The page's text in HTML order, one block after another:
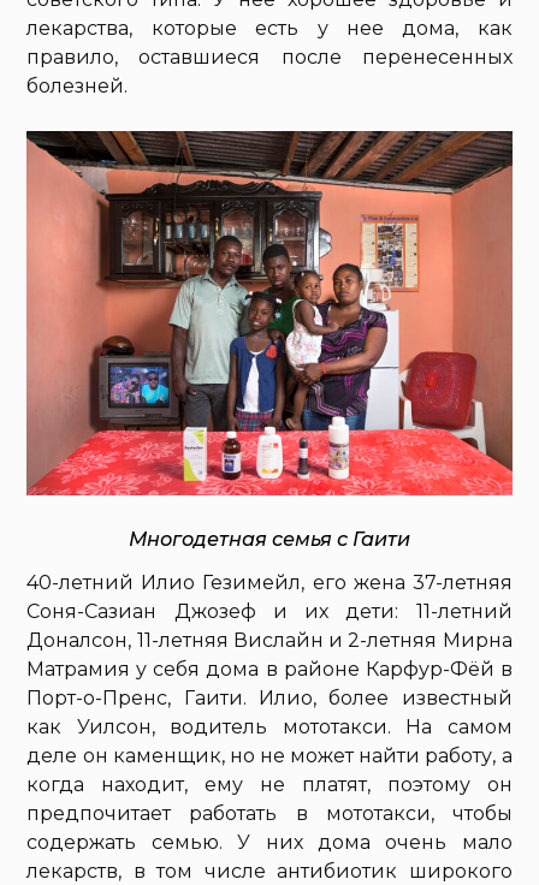
лекарства, которые есть у нее дома, как
правило, оставшиеся после перенесенных
болезней.
Многодетная семья с Гаити
40-летний Илио Гезимейл, его жена 37-летняя
Соня-Сазиан Джозеф и их дети: 11-летний
Доналсон, 11-летняя Вислайн и 2-летняя Мирна
Матрамия у себя дома в районе Карфур-Фёй в
Порт-о-Пренс, Гаити. Илио, более известный
как Уилсон, водитель мототакси. На самом
деле он каменщик, но не может найти работу, а
когда находит, ему не платят, поэтому он
предпочитает работать в мототакси, чтобы
содержать семью. У них дома очень мало
лекарств, в том числе антибиотик широкого